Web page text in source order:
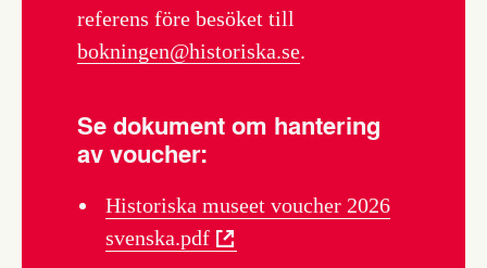
referens före besöket till
bokningen@historiska.se.
Se dokument om hantering
av voucher:
Historiska museet voucher 2026
svenska.pdf